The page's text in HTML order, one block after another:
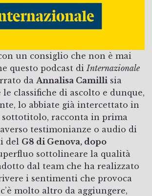
un consiglio che non è mai
questo podcast di Internazionale
da Annalisa Camilli sia
classifiche di ascolto e dunque,
lo abbiate già intercettato in
sottotitolo, racconta in prima
testimonianze o audio di
del G8 di Genova, dopo
sottolineare la qualità
dal team che ha realizzato
i sentimenti che provoca
molto altro da aggiungere,